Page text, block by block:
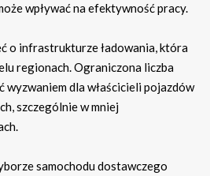
wpływać na efektywność pracy.
o infrastrukturze ładowania, która
regionach. Ograniczona liczba
wyzwaniem dla właścicieli pojazdów
szczególnie w mniej
samochodu dostawczego